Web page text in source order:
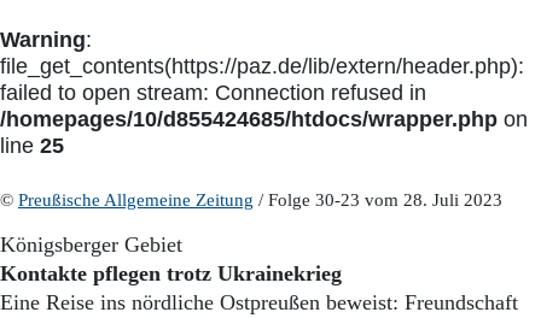
Warning:
file_get_contents(https://paz.de/lib/extern/header.php):
failed to open stream: Connection refused in
/homepages/10/d855424685/htdocs/wrapper.php on
line 25
© Preußische Allgemeine Zeitung / Folge 30-23 vom 28. Juli 2023
Königsberger Gebiet
Kontakte pflegen trotz Ukrainekrieg
Eine Reise ins nördliche Ostpreußen beweist: Freundschaft